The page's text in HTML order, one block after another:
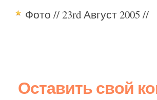
Фото // 23rd Август 2005 //
Оставить свой